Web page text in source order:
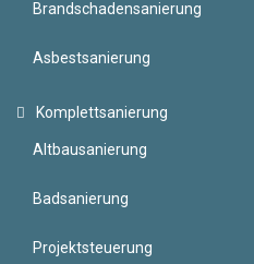
Brandschadensanierung
Asbestsanierung
Komplettsanierung
Altbausanierung
Badsanierung
Projektsteuerung